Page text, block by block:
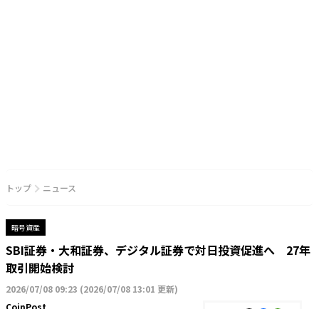
トップ ニュース
暗号資産
SBI証券・大和証券、デジタル証券で対日投資促進へ 27年
取引開始検討
2026/07/08 09:23 (2026/07/08 13:01 更新)
CoinPost